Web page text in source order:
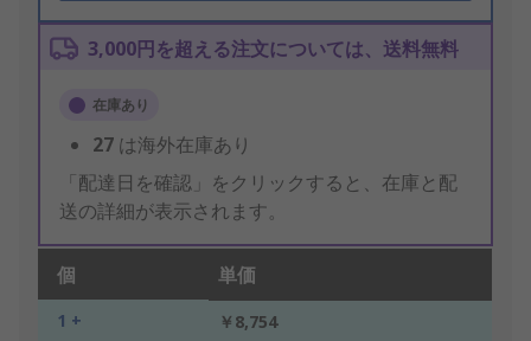
3,000円を超える注文については、送料無料
在庫あり
27 は海外在庫あり
「配達日を確認」をクリックすると、在庫と配
送の詳細が表示されます。
個 単価
1 + ￥8,754